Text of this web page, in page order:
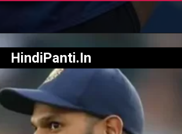
HindiPanti.In